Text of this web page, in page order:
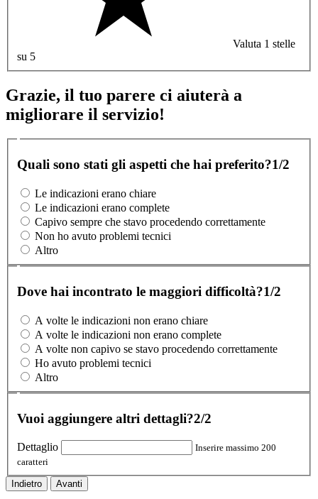
Valuta 1 stelle
su 5
Grazie, il tuo parere ci aiuterà a
migliorare il servizio!
Quali sono stati gli aspetti che hai preferito?1/2
Le indicazioni erano chiare
Le indicazioni erano complete
Capivo sempre che stavo procedendo correttamente
Non ho avuto problemi tecnici
Altro
Dove hai incontrato le maggiori difficoltà?1/2
A volte le indicazioni non erano chiare
A volte le indicazioni non erano complete
A volte non capivo se stavo procedendo correttamente
Ho avuto problemi tecnici
Altro
Vuoi aggiungere altri dettagli?2/2
Dettaglio
Inserire massimo 200
caratteri
Indietro Avanti